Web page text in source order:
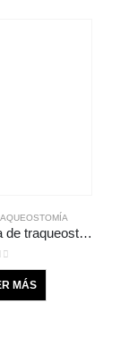
6.0PDL Cánula de traqueostomía pediátrica larga sin globo marca: Shiley. Medidas: D.I. 6.0 mm D.E. 8.3 mm Longitud: 54 mm
of 5
MÁS